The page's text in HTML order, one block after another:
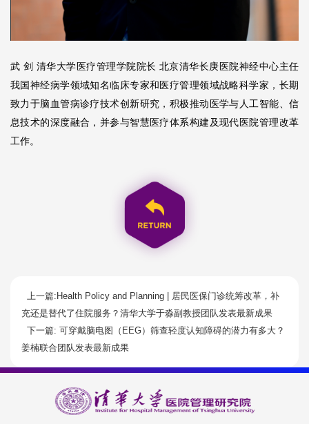
武 剑 清华大学医疗管理学院院长 北京清华长庚医院神经中心主任
我国神经病学领域知名临床专家和医疗管理领域战略科学家，长期
致力于脑血管病诊疗技术创新研究，积极推动医学与人工智能、信
息技术的深度融合，并参与智慧医疗体系构建及现代医院管理改革
工作。
上一篇:Health Policy and Planning | 居民医保门诊统筹改革，补
充还是替代了住院服务？清华大学于淼副教授团队发表最新成果
下一篇: 可穿戴脑电图（EEG）筛查轻度认知障碍的潜力有多大？
姜楠联合团队发表最新成果